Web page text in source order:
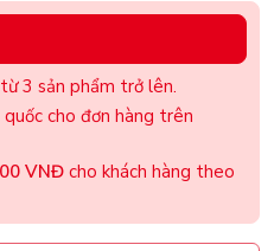
3 sản phẩm trở lên.
cho đơn hàng trên
VNĐ cho khách hàng theo